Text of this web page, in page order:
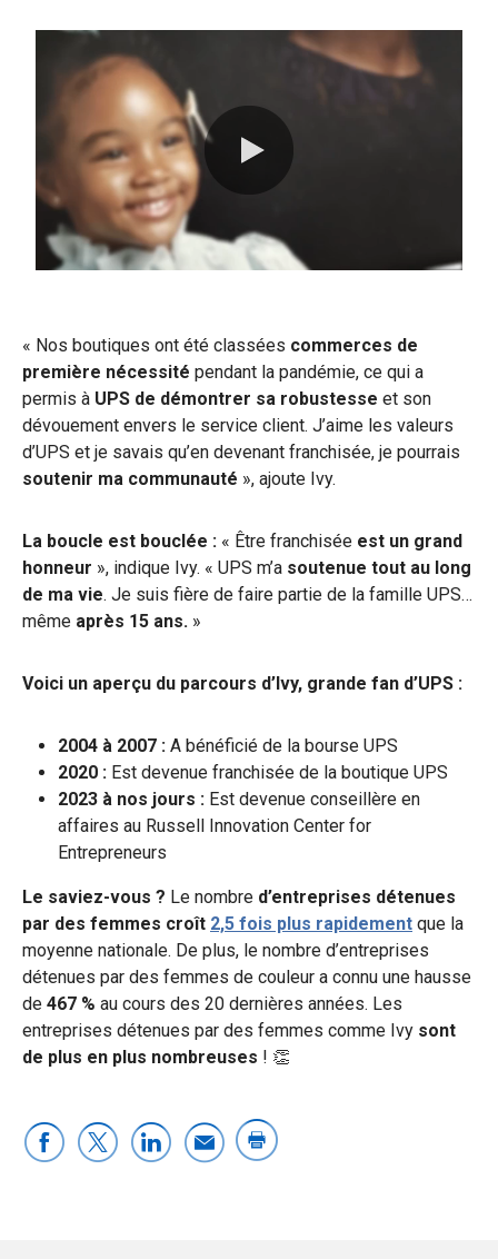
0:00 / 1:12
« Nos boutiques ont été classées commerces de
première nécessité pendant la pandémie, ce qui a
permis à UPS de démontrer sa robustesse et son
dévouement envers le service client. J’aime les valeurs
d’UPS et je savais qu’en devenant franchisée, je pourrais
soutenir ma communauté », ajoute Ivy.
La boucle est bouclée : « Être franchisée est un grand
honneur », indique Ivy. « UPS m’a soutenue tout au long
de ma vie. Je suis fière de faire partie de la famille UPS…
même après 15 ans. »
Voici un aperçu du parcours d’Ivy, grande fan d’UPS :
2004 à 2007 : A bénéficié de la bourse UPS
2020 : Est devenue franchisée de la boutique UPS
2023 à nos jours : Est devenue conseillère en
affaires au Russell Innovation Center for
Entrepreneurs
Le saviez-vous ? Le nombre d’entreprises détenues
par des femmes croît 2,5 fois plus rapidement que la
moyenne nationale. De plus, le nombre d’entreprises
détenues par des femmes de couleur a connu une hausse
de 467 % au cours des 20 dernières années. Les
entreprises détenues par des femmes comme Ivy sont
de plus en plus nombreuses ! 👏